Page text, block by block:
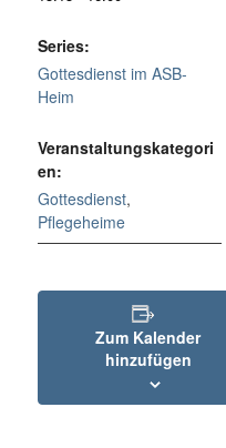
Series:
Gottesdienst im ASB-
Heim
Veranstaltungskategori
en:
Gottesdienst,
Pflegeheime
Zum Kalender
hinzufügen